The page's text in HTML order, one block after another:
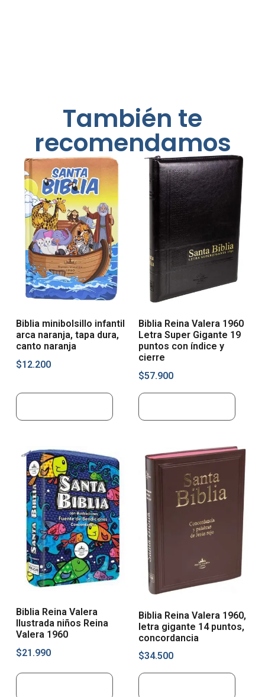
También te
recomendamos
Biblia minibolsillo infantil
arca naranja, tapa dura,
canto naranja
$12.200
Biblia Reina Valera 1960
Letra Super Gigante 19
puntos con índice y
cierre
$57.900
Biblia Reina Valera
Ilustrada niños Reina
Valera 1960
$21.990
Biblia Reina Valera 1960,
letra gigante 14 puntos,
concordancia
$34.500